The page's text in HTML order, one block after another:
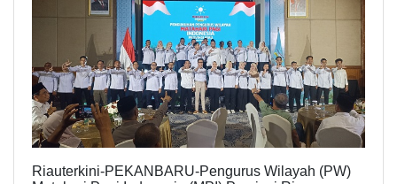
Riauterkini-PEKANBARU-Pengurus Wilayah (PW)